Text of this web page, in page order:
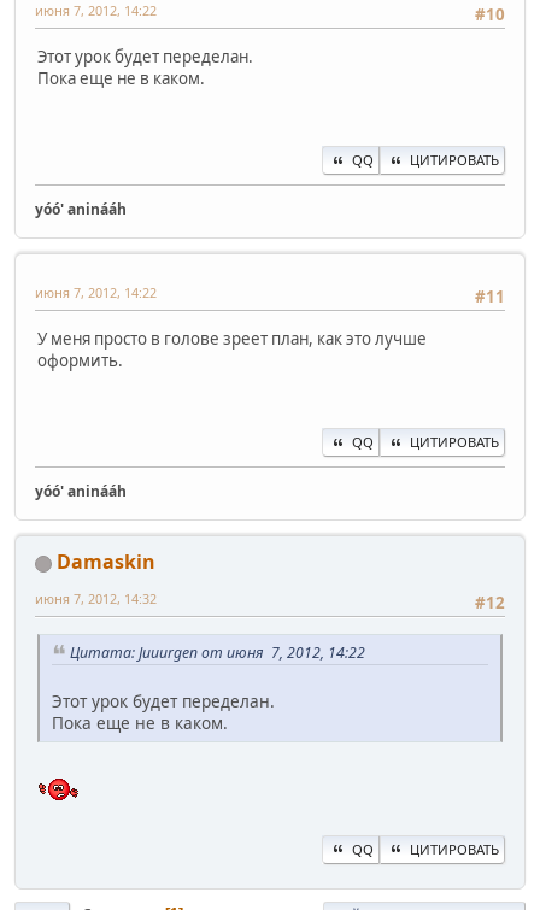
#10
июня 7, 2012, 14:22
Этот урок будет переделан.
Пока еще не в каком.
QQ ЦИТИРОВАТЬ
yóó' aninááh
#11
июня 7, 2012, 14:22
У меня просто в голове зреет план, как это лучше
оформить.
QQ ЦИТИРОВАТЬ
yóó' aninááh
Damaskin
#12
июня 7, 2012, 14:32
Цитата: Juuurgen от июня 7, 2012, 14:22
Этот урок будет переделан.
Пока еще не в каком.
QQ ЦИТИРОВАТЬ